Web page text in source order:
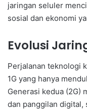
jaringan seluler
sosial dan ekonomi
Evolusi
Perjalanan teknologi
1G yang hanya
Generasi kedua (2G)
dan panggilan digital,